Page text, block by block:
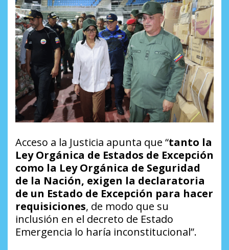
Acceso a la Justicia apunta que “tanto la
Ley Orgánica de Estados de Excepción
como la Ley Orgánica de Seguridad
de la Nación, exigen la declaratoria
de un Estado de Excepción para hacer
requisiciones, de modo que su
inclusión en el decreto de Estado
Emergencia lo haría inconstitucional”.